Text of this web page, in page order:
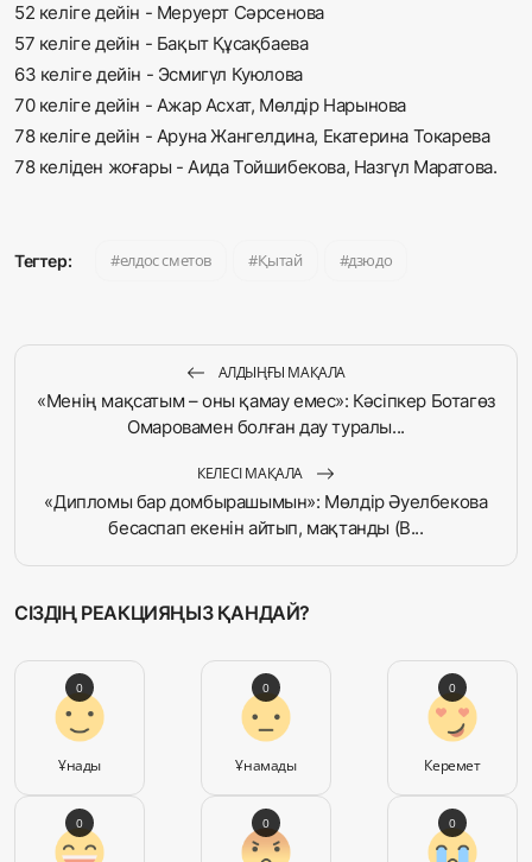
52 келіге дейін - Меруерт Сәрсенова
57 келіге дейін - Бақыт Құсақбаева
63 келіге дейін - Эсмигүл Куюлова
70 келіге дейін - Ажар Асхат, Мөлдір Нарынова
78 келіге дейін - Аруна Жангелдина, Екатерина Токарева
78 келіден жоғары - Аида Тойшибекова, Назгүл Маратова.
Тегтер: елдос сметов Қытай дзюдо
АЛДЫҢҒЫ МАҚАЛА
«Менің мақсатым – оны қамау емес»: Кәсіпкер Ботагөз
Омаровамен болған дау туралы...
КЕЛЕСІ МАҚАЛА
«Дипломы бар домбырашымын»: Мөлдір Әуелбекова
бесаспап екенін айтып, мақтанды (В...
СІЗДІҢ РЕАКЦИЯҢЫЗ ҚАНДАЙ?
Ұнады
0
Ұнамады
0
Керемет
0
0 0 0